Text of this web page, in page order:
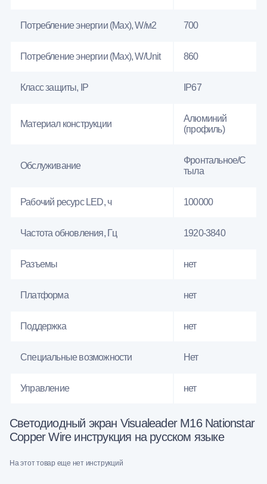
Потребление энергии (Max), W/м2 700
Потребление энергии (Max), W/Unit 860
Класс защиты, IP IP67
Материал конструкции
Алюминий
(профиль)
Обслуживание
Фронтальное/С
тыла
Рабочий ресурс LED, ч 100000
Частота обновления, Гц 1920-3840
Разъемы нет
Платформа нет
Поддержка нет
Специальные возможности Нет
Управление нет
Светодиодный экран Visualeader M16 Nationstar
Copper Wire инструкция на русском языке
На этот товар еще нет инструкций